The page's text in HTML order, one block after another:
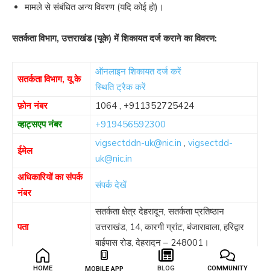
मामले से संबंधित अन्य विवरण (यदि कोई हो)।
सतर्कता विभाग, उत्तराखंड (यूके) में शिकायत दर्ज कराने का विवरण:
सतर्कता विभाग, यू.के
ऑनलाइन शिकायत दर्ज करें
स्थिति ट्रैक करें
फ़ोन नंबर
1064 , +911352725424
व्हाट्सएप नंबर
+919456592300
ईमेल
vigsectddn-uk@nic.in , vigsectdd-
uk@nic.in
अधिकारियों का संपर्क
नंबर
संपर्क देखें
पता
सतर्कता क्षेत्र देहरादून, सतर्कता प्रतिष्ठान
उत्तराखंड, 14, कारगी ग्रांट, बंजारावाला, हरिद्वार
बाईपास रोड, देहरादून – 248001।
कृपया शिकायत फॉर्म की एक प्रति अपने पास रखें या स्थिति को ट्रैक
HOME MOBILE APP BLOG COMMUNITY